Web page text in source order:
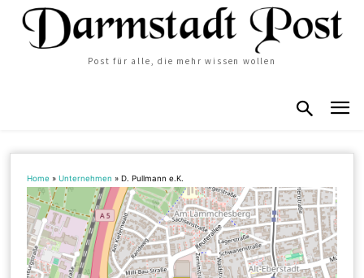
Post für alle, die mehr wissen wollen
Home »Unternehmen »D. Pullmann e.K.